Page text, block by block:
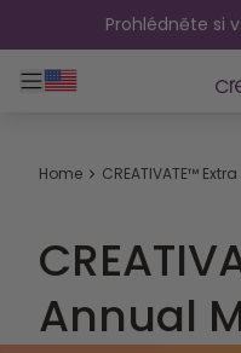
přejít na obsahProhlédněte si
Přepnout hlavní
Home CREATIVATE™
Annual